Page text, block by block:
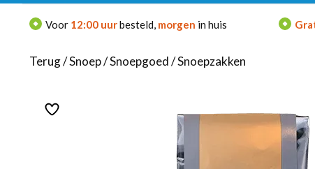
Voor 12:00 uurbesteld, morgen in huis
Terug/Snoep/Snoepgoed/Snoepzakken